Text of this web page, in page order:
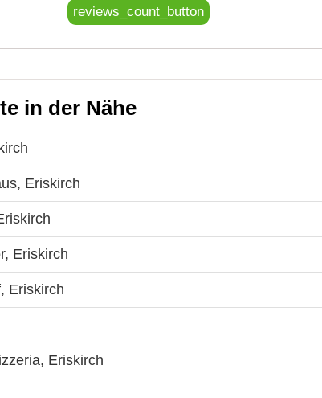
reviews_count_button
in der Nähe
Eriskirch
Eriskirch
Eriskirch
Eriskirch